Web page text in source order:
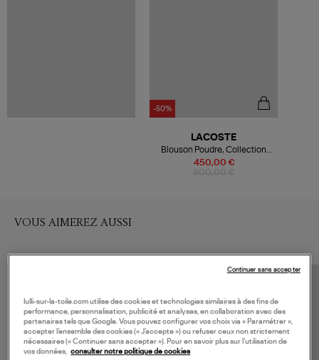
-50%
450,00 €
LACOSTE
Blouson Poudre, Collection
Défilé PE25
VOUS AIMEREZ AUSSI
lulli-sur-la-toile.com utilise des cookies et technologies similaires à des fins de
performance, personnalisation, publicité et analyses, en collaboration avec des
partenaires tels que Google. Vous pouvez configurer vos choix via « Paramétrer »,
accepter l’ensemble des cookies (« J’accepte ») ou refuser ceux non strictement
nécessaires (« Continuer sans accepter »). Pour en savoir plus sur l’utilisation de
vos données, consulter notre politique de cookies
Continuer sans accepter